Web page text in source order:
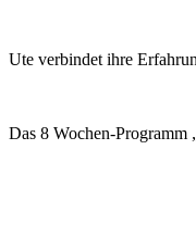
Ute verbindet ihre
Das 8 Wochen-Programm